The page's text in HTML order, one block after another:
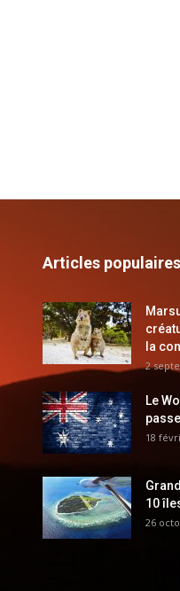
Articles populaires
la
2
Le
18
10
26